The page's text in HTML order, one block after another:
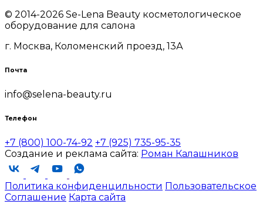
© 2014-2026 Se-Lena Beauty косметологическое
оборудование для салона
г. Москва, Коломенский проезд, 13А
Почта
info@selena-beauty.ru
Телефон
+7 (800) 100-74-92 +7 (925) 735-95-35
Создание и реклама сайта: Роман Калашников
Политика конфиденцильности Пользовательское
Соглашение Карта сайта